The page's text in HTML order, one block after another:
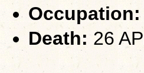
Occupation:
Death: 26